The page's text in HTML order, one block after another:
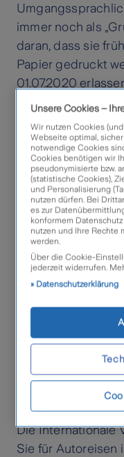
immer noch als
daran, dass sie
Papier gedruckt
01.07.2020
Hintergrund ist,
Fahrzeughalter
einfach bei sich
Die Internationale
einer kleinen und
„Große Karte“
Informationen.
fordern das
Achtung:Die
Sie stets in
Handyfoto reicht
Wozu
Die Internationale
Sie für Autoreisen
Unsere Cookies –
Wir nutzen Cookies
Webseite optimal,
notwendige Cookies
Cookies benötigen wir
pseudonymisierte bzw.
(statistische Cookies),
und Personalisierung
nutzen dürfen. Bei
es zur
konformem
nutzen und Ihre Rechte
werden.
Über die Cookie-
jederzeit widerrufen.
Datenschutzerklärung